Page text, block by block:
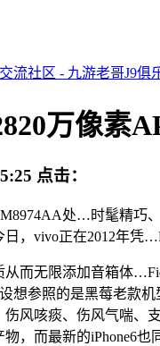
流社区 - 九游老哥J9俱
万像素
点击：
处…时髦精巧、
，vivo正在2012年凭
无限添加音箱体
想参照的是黑莓老款
风咳痰、伤风气喘、
，而最新的iPhone6